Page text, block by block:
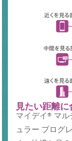
見たい距離に
マイデイ® マ
ュラー プログ